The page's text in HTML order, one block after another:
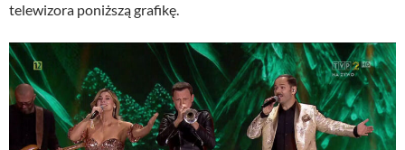
telewizora poniższą grafikę.